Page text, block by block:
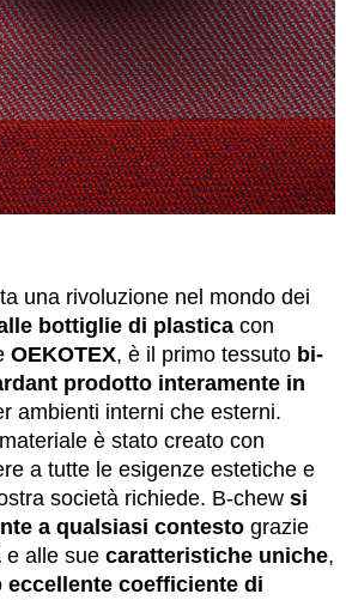
una rivoluzione nel mondo dei
bottiglie di plasticacon
OEKOTEX, è il primo tessuto bi-
prodotto interamente in
ambienti interni che esterni.
è stato creato con
a tutte le esigenze estetiche e
società richiede. B-chew si
a qualsiasi contestograzie
e alle sue caratteristiche uniche,
eccellente coefficiente di